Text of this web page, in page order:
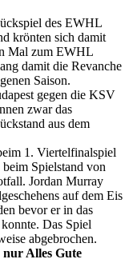
des EWHL
krönten sich damit
Mal zum EWHL
damit die Revanche
Saison.
gegen die KSV
zwar das
aus dem
1. Viertelfinalspiel
Spielstand von
Jordan Murray
auf dem Eis
bevor er in das
Das Spiel
abgebrochen.
Alles Gute